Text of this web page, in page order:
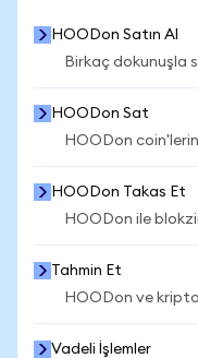
HOODon Satın Al
Birkaç dokunuşla
HOODon Sat
HOODon
HOODon Takas Et
HOODon ile
Tahmin Et
HOODon ve
Vadeli İşlemler